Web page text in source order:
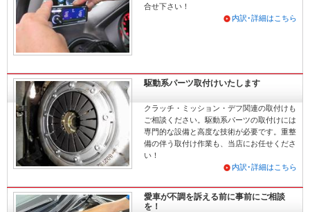
合せ下さい！
内訳･詳細はこちら
駆動系パーツ取付けいたします
クラッチ・ミッション・デフ関連の取付けも
ご相談ください。駆動系パーツの取付けには
専門的な設備と高度な技術が必要です。重整
備の伴う取付け作業も、当店にお任せくださ
い！
内訳･詳細はこちら
愛車が不調を訴える前に事前にご相談
を！